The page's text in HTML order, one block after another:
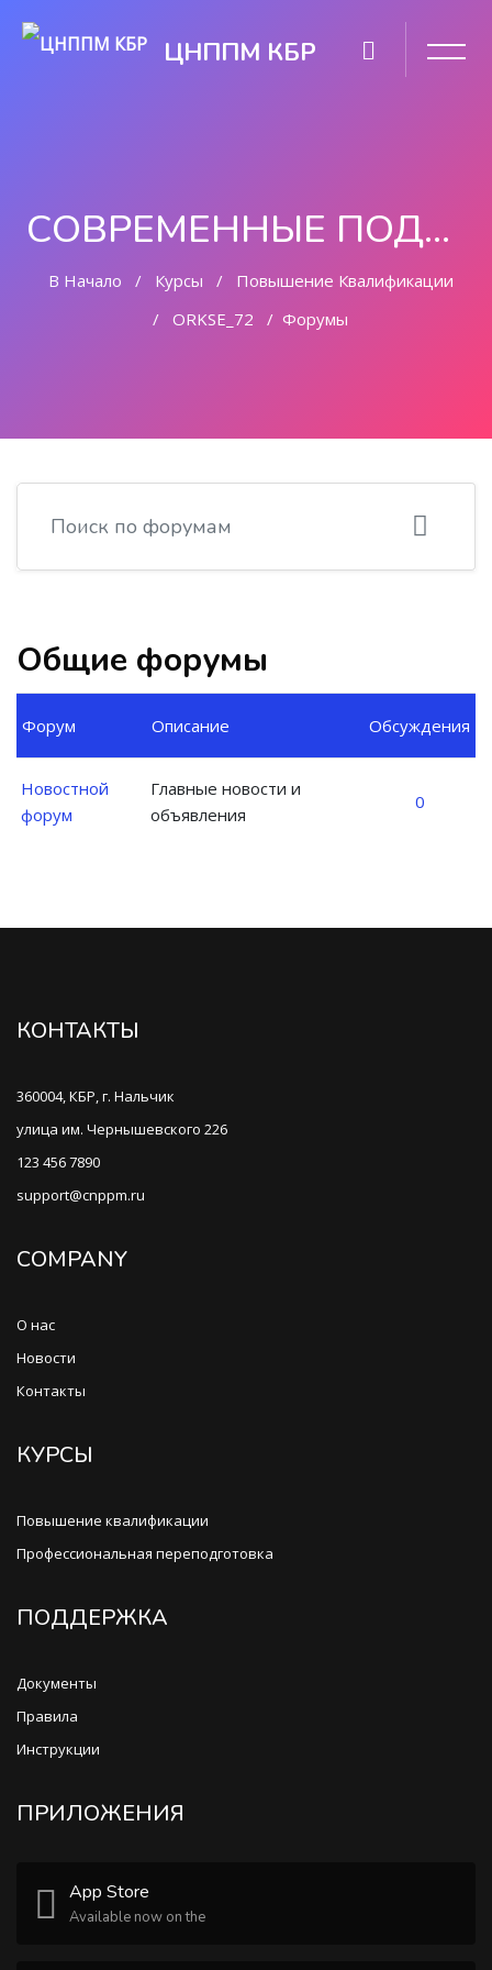
ЦНППМ КБР
СОВРЕМЕННЫЕ ПОДХОДЫ К ПРЕПОДАВАНИЮ ОРКСЭ В УСЛОВИЯХ РЕАЛИЗАЦИИ ФГОС
В Начало Курсы
Повышение Квалификации
ORKSE_72
Форумы
Общие форумы
Форум Описание Обсуждения
Новостной
форум
Главные новости и
объявления
0
КОНТАКТЫ
360004, КБР, г. Нальчик
улица им. Чернышевского 226
123 456 7890
support@cnppm.ru
COMPANY
О нас
Новости
Контакты
КУРСЫ
Повышение квалификации
Профессиональная переподготовка
ПОДДЕРЖКА
Документы
Правила
Инструкции
ПРИЛОЖЕНИЯ
App Store
Available now on the